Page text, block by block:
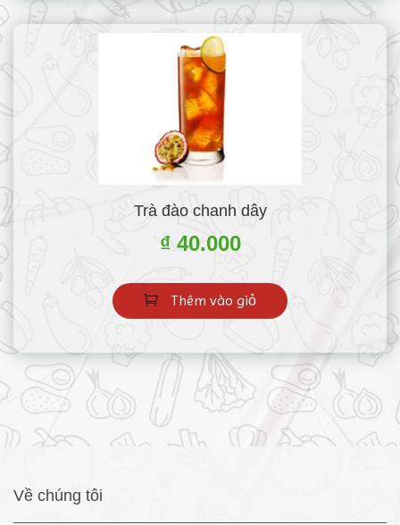
Trà đào chanh dây
₫ 40.000
Thêm vào giỏ
Về chúng tôi